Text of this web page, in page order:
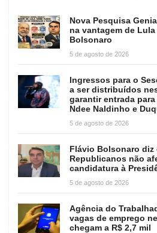
Nova Pesquisa
na vantagem de
Bolsonaro
5 de agosto de 2026
Ingressos para o
a ser distribuídos
garantir entrada
Ndee Naldinho e
5 de agosto de 2026
Flávio Bolsonaro
Republicanos não
candidatura à
5 de agosto de 2026
Agência do
vagas de emprego
chegam a R$ 2,7 mil